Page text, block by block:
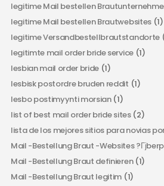
legitime Mail bestellen
legitime Mail bestellen Brautwebsites(1)
legitime Versandbestellbrautstandorte
legitimte mail order bride service(1)
lesbian mail order bride (1)
lesbisk postordre bruden reddit (1)
lesbo postimyynti morsian(1)
list of best mail order bride sites(2)
lista de los mejores sitios para novias
Mail -Bestellung Braut -Websites
Mail -Bestellung Braut definieren(1)
Mail -Bestellung Braut legitim (1)